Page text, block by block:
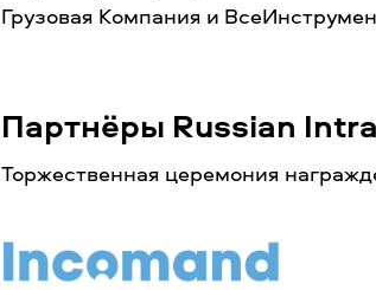
Грузовая Компания и
Партнёры Russian
Торжественная церемония